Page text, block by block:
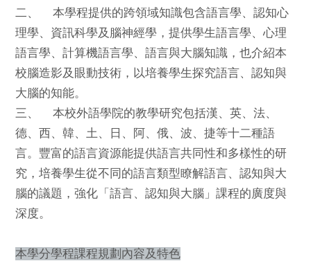
二、 本學程提供的跨領域知識包含語言學、認知心
理學、資訊科學及腦神經學，提供學生語言學、心理
語言學、計算機語言學、語言與大腦知識，也介紹本
校腦造影及眼動技術，以培養學生探究語言、認知與
大腦的知能。
三、 本校外語學院的教學研究包括漢、英、法、
德、西、韓、土、日、阿、俄、波、捷等十二種語
言。豐富的語言資源能提供語言共同性和多樣性的研
究，培養學生從不同的語言類型瞭解語言、認知與大
腦的議題，強化「語言、認知與大腦」課程的廣度與
深度。
本學分學程課程規劃內容及特色